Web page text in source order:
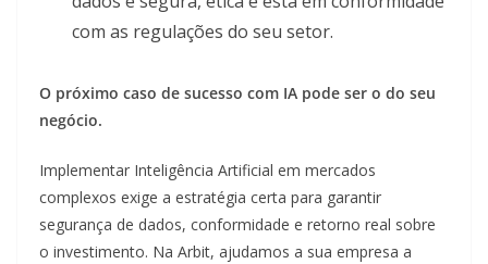
com as regulações do seu setor.
O próximo caso de sucesso com IA pode ser o do seu
negócio.
Implementar Inteligência Artificial em mercados
complexos exige a estratégia certa para garantir
segurança de dados, conformidade e retorno real sobre
o investimento. Na Arbit, ajudamos a sua empresa a